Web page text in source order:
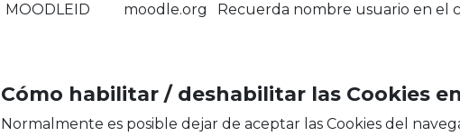
MOODLEID
moodle.org Recuerda nombre usuario en el
Cómo habilitar / deshabilitar las Cookies
Normalmente es posible dejar de aceptar las Cookies del